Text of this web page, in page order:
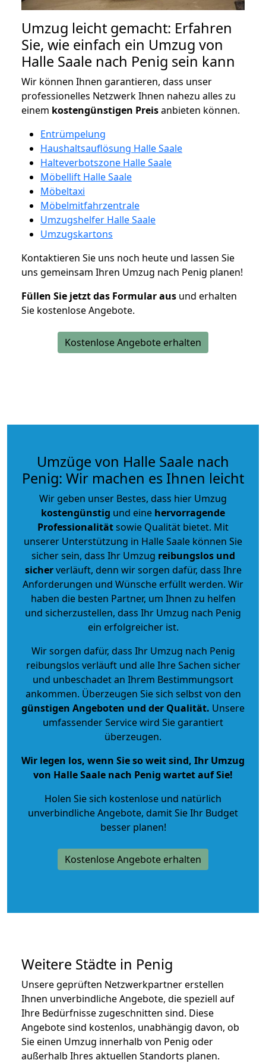
Umzug leicht gemacht: Erfahren
Sie, wie einfach ein Umzug von
Halle Saale nach Penig sein kann
Wir können Ihnen garantieren, dass unser
professionelles Netzwerk Ihnen nahezu alles zu
einem kostengünstigen Preisanbieten können.
Entrümpelung
Haushaltsauflösung Halle Saale
Halteverbotszone Halle Saale
Möbellift Halle Saale
Möbeltaxi
Möbelmitfahrzentrale
Umzugshelfer Halle Saale
Umzugskartons
Kontaktieren Sie uns noch heute und lassen Sie
uns gemeinsam Ihren Umzug nach Penig planen!
Füllen Sie jetzt das Formular aus und erhalten
Sie kostenlose Angebote.
Kostenlose Angebote erhalten
Umzüge von Halle Saale nach
Penig: Wir machen es Ihnen leicht
Wir geben unser Bestes, dass hier Umzug
kostengünstig und eine hervorragende
Professionalitätsowie Qualität bietet. Mit
unserer Unterstützung in Halle Saale können Sie
sicher sein, dass Ihr Umzug reibungslos und
sicherverläuft, denn wir sorgen dafür, dass Ihre
Anforderungen und Wünsche erfüllt werden. Wir
haben die besten Partner, um Ihnen zu helfen
und sicherzustellen, dass Ihr Umzug nach Penig
ein erfolgreicher ist.
Wir sorgen dafür, dass Ihr Umzug nach Penig
reibungslos verläuft und alle Ihre Sachen sicher
und unbeschadet an Ihrem Bestimmungsort
ankommen. Überzeugen Sie sich selbst von den
günstigen Angeboten und der Qualität. Unsere
umfassender Service wird Sie garantiert
überzeugen.
Wir legen los, wenn Sie so weit sind, Ihr Umzug
von Halle Saale nach Penig wartet auf Sie!
Holen Sie sich kostenlose und natürlich
unverbindliche Angebote, damit Sie Ihr Budget
besser planen!
Kostenlose Angebote erhalten
Weitere Städte in Penig
Unsere geprüften Netzwerkpartner erstellen
Ihnen unverbindliche Angebote, die speziell auf
Ihre Bedürfnisse zugeschnitten sind. Diese
Angebote sind kostenlos, unabhängig davon, ob
Sie einen Umzug innerhalb von Penig oder
außerhalb Ihres aktuellen Standorts planen.